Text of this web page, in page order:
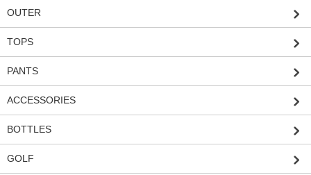
OUTER
TOPS
PANTS
ACCESSORIES
BOTTLES
GOLF